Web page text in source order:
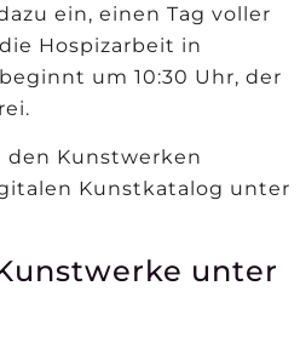
ein, einen Tag voller
Hospizarbeit in
um 10:30 Uhr, der
den Kunstwerken
Kunstkatalog unter
unter